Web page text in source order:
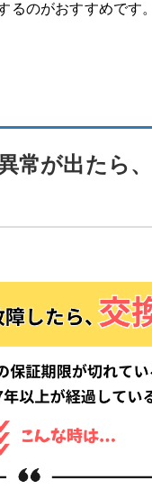
るのがおすすめです。
常が出たら